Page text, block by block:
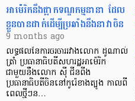
អាម៉េរិកនឹងផ្អាកទណ្ឌកម្មនានា ដែល
ខ្លួនបានដាក់ដើម្បីប្រឆាំងនឹងនាវាចិន
9 months ago
លទ្ធផលនៃការចរចាររវាងលោក ដូណាល់
ត្រាំ ប្រធានាធិបតីសហរដ្ឋអាម៉េរិក
ជាមួយនឹងលោក ស៊ី ជីនពីង
ប្រធានាធិបតីចិននៅកូរ៉េខាងត្បូង កាលពី
ពេលថ្មីៗន…